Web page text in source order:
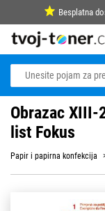
Besplatna
Obrazac XIII-
list Fokus
Papir i papirna konfekcija